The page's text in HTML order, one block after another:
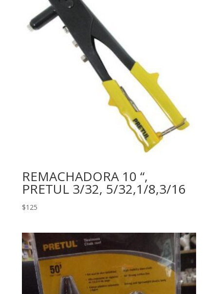
REMACHADORA 10 “,
PRETUL 3/32, 5/32,1/8,3/16
$125